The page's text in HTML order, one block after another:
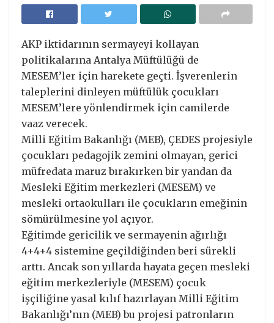
AKP iktidarının sermayeyi kollayan
politikalarına Antalya Müftülüğü de
MESEM’ler için harekete geçti. İşverenlerin
taleplerini dinleyen müftülük çocukları
MESEM’lere yönlendirmek için camilerde
vaaz verecek.
Milli Eğitim Bakanlığı (MEB), ÇEDES projesiyle
çocukları pedagojik zemini olmayan, gerici
müfredata maruz bırakırken bir yandan da
Mesleki Eğitim merkezleri (MESEM) ve
mesleki ortaokulları ile çocukların emeğinin
sömürülmesine yol açıyor.
Eğitimde gericilik ve sermayenin ağırlığı
4+4+4 sistemine geçildiğinden beri sürekli
arttı. Ancak son yıllarda hayata geçen mesleki
eğitim merkezleriyle (MESEM) çocuk
işçiliğine yasal kılıf hazırlayan Milli Eğitim
Bakanlığı’nın (MEB) bu projesi patronların